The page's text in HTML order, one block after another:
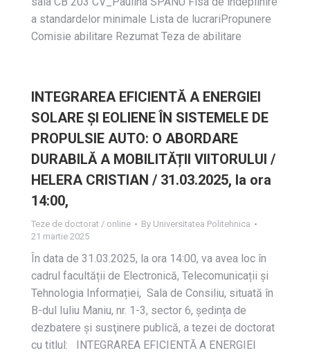
a standardelor minimale Lista de lucrariPropunere
Comisie abilitare Rezumat Teza de abilitare
INTEGRAREA EFICIENTĂ A ENERGIEI
SOLARE ȘI EOLIENE ÎN SISTEMELE DE
PROPULSIE AUTO: O ABORDARE
DURABILĂ A MOBILITĂȚII VIITORULUI /
HELERA CRISTIAN / 31.03.2025, la ora
14:00,
Teze de doctorat / online By Universitatea Politehnica
21 martie 2025
În data de 31.03.2025, la ora 14:00, va avea loc în
cadrul facultății de Electronică, Telecomunicații și
Tehnologia Informației, Sala de Consiliu, situată în
B-dul Iuliu Maniu, nr. 1-3, sector 6, ședința de
dezbatere și susţinere publică, a tezei de doctorat
cu titlul: INTEGRAREA EFICIENTĂ A ENERGIEI